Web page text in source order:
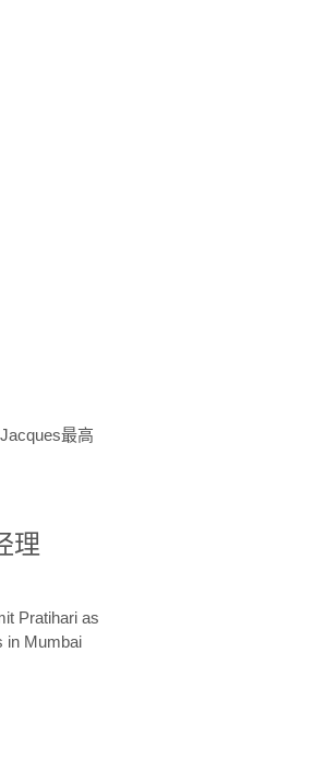
最高
理
Pratihari as
in Mumbai